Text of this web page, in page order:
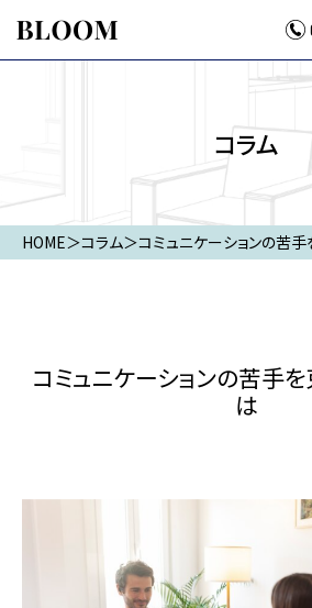
コラム
HOME＞コラム＞コミュニケーションの苦
コミュニケーションの苦手
は